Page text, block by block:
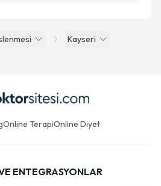
Kayseri
Online TerapiOnline Diyet
ENTEGRASYONLAR